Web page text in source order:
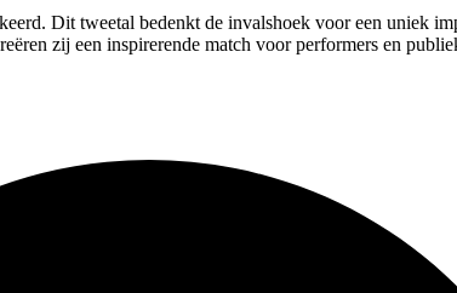
Dit tweetal bedenkt de invalshoek voor een uniek
zij een inspirerende match voor performers en